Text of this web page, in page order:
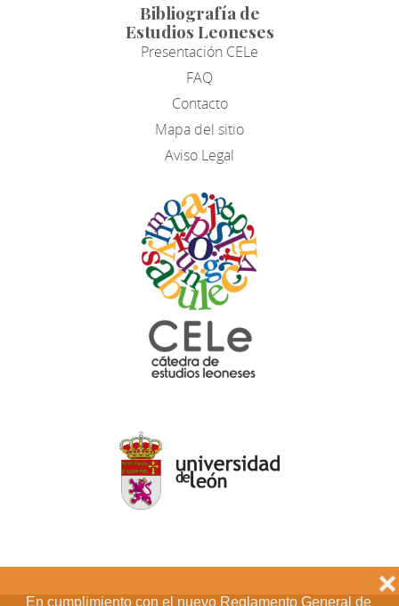
En cumplimiento con el nuevo Reglamento General de
❌
Bibliografía de
Estudios Leoneses
Presentación CELe
FAQ
Contacto
Mapa del sitio
Aviso Legal